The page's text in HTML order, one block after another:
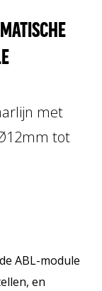
met
tot
ABL-module
en